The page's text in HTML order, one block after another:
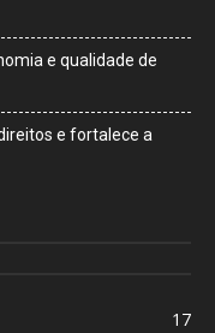
e qualidade de
e fortalece a
17